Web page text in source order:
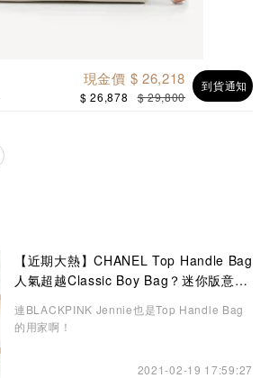
到貨通知
現金價 $ 26,218
$ 26,878 $ 29,800
【近期大熱】CHANEL Top Handle Bag
人氣超越Classic Boy Bag？迷你版意想
連BLACKPINK Jennie也是Top Handle Bag
的用家啊！
2021-02-19 17:59:27